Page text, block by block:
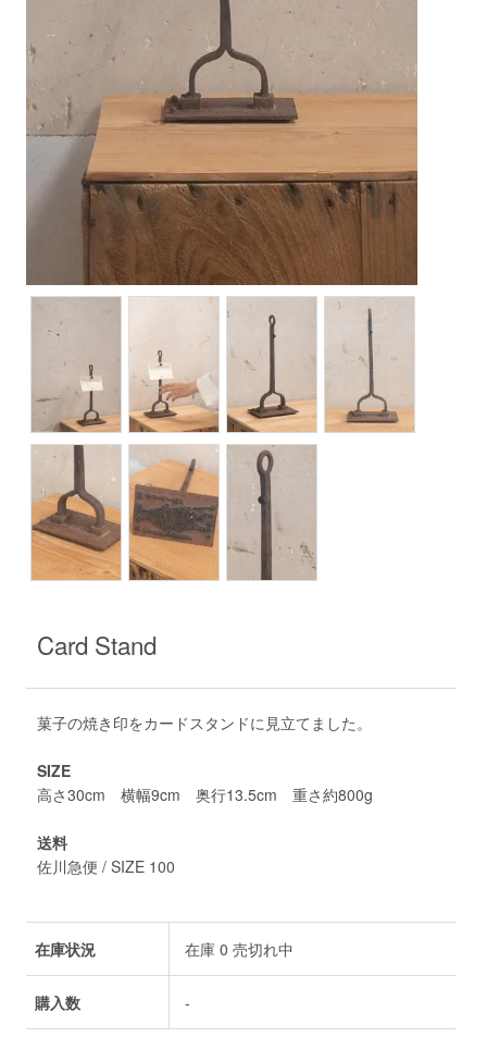
Card Stand
菓子の焼き印をカードスタンドに見立てました。
SIZE
高さ30cm 横幅9cm 奥行13.5cm 重さ約800g
送料
佐川急便 / SIZE 100
在庫状況 在庫 0 売切れ中
購入数 -